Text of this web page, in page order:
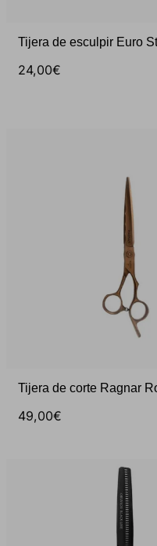
Tijera de esculpir Euro
24,00€
Tijera de corte Ragnar
49,00€